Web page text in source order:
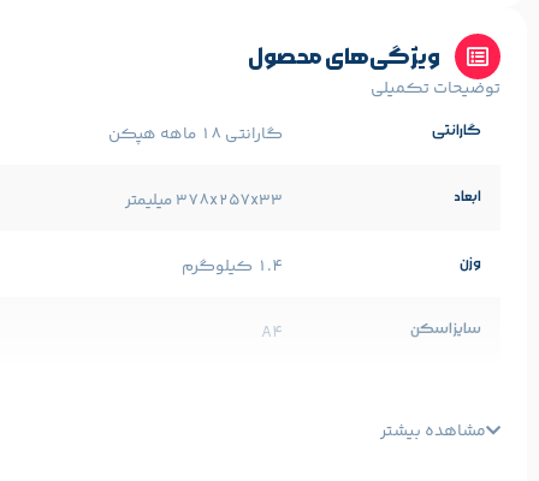
ویژگی‌های محصول
توضیحات تکمیلی
گارانتی گارانتی 18 ماهه هپکن
ابعاد 378x257x33 میلیمتر
وزن 1.4 کیلوگرم
سایز اسکن A4
مشاهده بیشتر